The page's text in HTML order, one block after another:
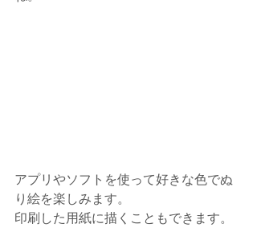
アプリやソフトを使って好きな色でぬ
り絵を楽しみます。
印刷した用紙に描くこともできます。